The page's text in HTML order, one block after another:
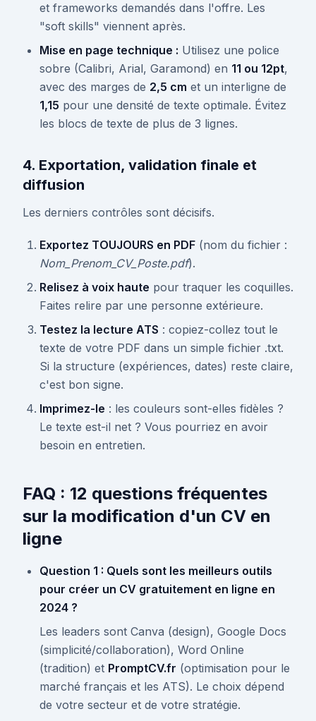
et frameworks demandés dans l'offre. Les
"soft skills" viennent après.
Mise en page technique : Utilisez une police
sobre (Calibri, Arial, Garamond) en 11 ou 12pt,
avec des marges de 2,5 cm et un interligne de
1,15 pour une densité de texte optimale. Évitez
les blocs de texte de plus de 3 lignes.
4. Exportation, validation finale et
diffusion
Les derniers contrôles sont décisifs.
Exportez TOUJOURS en PDF (nom du fichier :
Nom_Prenom_CV_Poste.pdf).
Relisez à voix haute pour traquer les coquilles.
Faites relire par une personne extérieure.
Testez la lecture ATS : copiez-collez tout le
texte de votre PDF dans un simple fichier .txt.
Si la structure (expériences, dates) reste claire,
c'est bon signe.
Imprimez-le : les couleurs sont-elles fidèles ?
Le texte est-il net ? Vous pourriez en avoir
besoin en entretien.
FAQ : 12 questions fréquentes
sur la modification d'un CV en
ligne
Question 1 : Quels sont les meilleurs outils
pour créer un CV gratuitement en ligne en
2024 ?
Les leaders sont Canva (design), Google Docs
(simplicité/collaboration), Word Online
(tradition) et PromptCV.fr (optimisation pour le
marché français et les ATS). Le choix dépend
de votre secteur et de votre stratégie.